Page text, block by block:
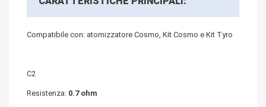
Compatibile con: atomizzatore Cosmo, Kit Cosmo e Kit Tyro
C2
Resistenza: 0.7 ohm